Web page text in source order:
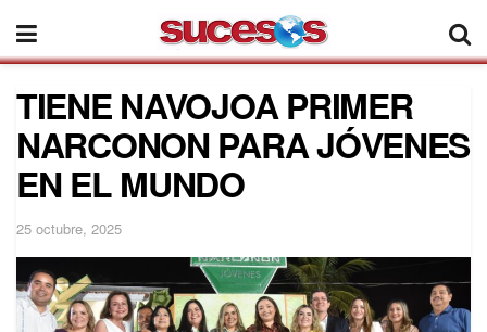
TIENE NAVOJOA PRIMER
NARCONON PARA JÓVENES
EN EL MUNDO
25 octubre, 2025